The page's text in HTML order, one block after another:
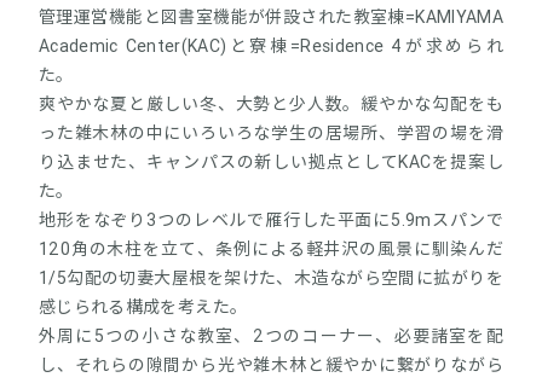
管理運営機能と図書室機能が併設された教室棟=KAMIYAMA
Academic Center(KAC)と寮棟=Residence 4が求められ
た。
爽やかな夏と厳しい冬、大勢と少人数。緩やかな勾配をも
った雑木林の中にいろいろな学生の居場所、学習の場を滑
り込ませた、キャンパスの新しい拠点としてKACを提案し
た。
地形をなぞり3つのレベルで雁行した平面に5.9mスパンで
120角の木柱を立て、条例による軽井沢の風景に馴染んだ
1/5勾配の切妻大屋根を架けた、木造ながら空間に拡がりを
感じられる構成を考えた。
外周に5つの小さな教室、2つのコーナー、必要諸室を配
し、それらの隙間から光や雑木林と緩やかに繋がりながら